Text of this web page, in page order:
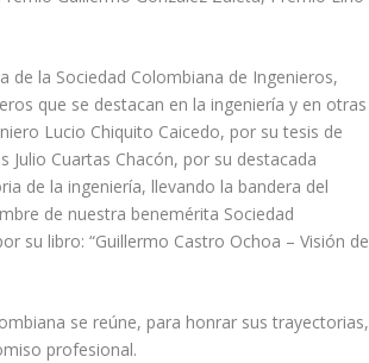
de la Sociedad Colombiana de Ingenieros,
que se destacan en la ingeniería y en otras
Lucio Chiquito Caicedo, por su tesis de
Cuartas Chacón, por su destacada
de la ingeniería, llevando la bandera del
de nuestra benemérita Sociedad
su libro: “Guillermo Castro Ochoa – Visión de
se reúne, para honrar sus trayectorias,
profesional.